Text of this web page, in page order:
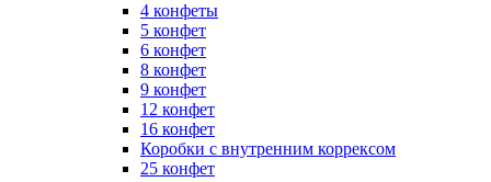
4 конфеты
5 конфет
6 конфет
8 конфет
9 конфет
12 конфет
16 конфет
Коробки с внутренним коррексом
25 конфет